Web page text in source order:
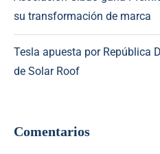
su transformación de marca
Tesla apuesta por República
de Solar Roof
Comentarios